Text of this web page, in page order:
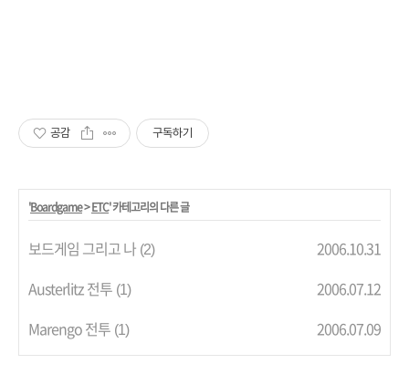
공감 구독하기
'Boardgame>ETC' 카테고리의 다른 글
보드게임 그리고 나 (2)
2006.10.31
Austerlitz 전투 (1)
2006.07.12
Marengo 전투 (1) 2006.07.09